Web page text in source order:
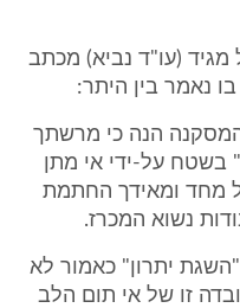
של מגיד (עו"ד נביא) מכתב
נאמר בין היתר:
הנה כי מרשתך
בשטח על-ידי אי מתן
מחד ומאידך החתמת
נשוא המכרז.
"השגת יתרון" כאמור לא
זו של אי תום הלב